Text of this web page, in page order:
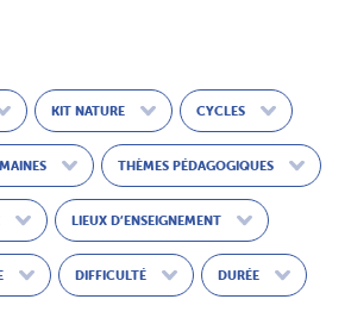
KIT NATURE CYCLES
THÈMES PÉDAGOGIQUES
LIEUX D’ENSEIGNEMENT
DIFFICULTÉ DURÉE